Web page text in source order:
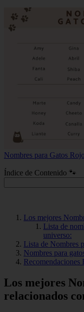
Nombres para Gatos
Índice de Contenido 🐾
Los mejores
Lista de
universo:
Lista de Nombres
Nombres para
Recomendaciones
Los mejores
relacionados